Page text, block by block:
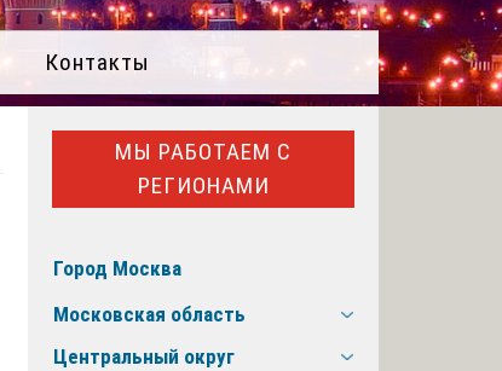
Контакты
МЫ РАБОТАЕМ С
РЕГИОНАМИ
Город Москва
Московская область
Центральный округ